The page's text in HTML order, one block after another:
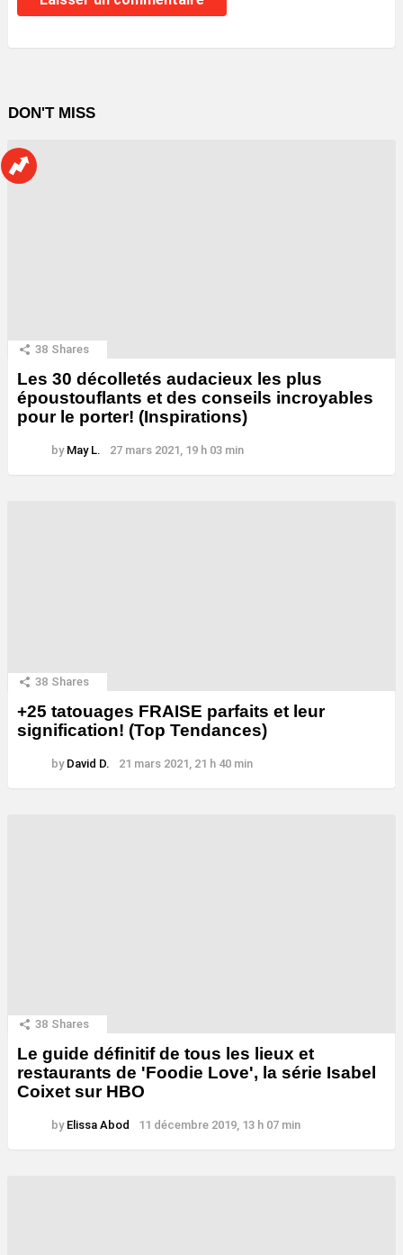
DON'T MISS
38 Shares
Les 30 décolletés audacieux les plus
époustouflants et des conseils incroyables
pour le porter! (Inspirations)
by May L. 27 mars 2021, 19 h 03 min
38 Shares
+25 tatouages ​​FRAISE parfaits et leur
signification! (Top Tendances)
by David D. 21 mars 2021, 21 h 40 min
38 Shares
Le guide définitif de tous les lieux et
restaurants de 'Foodie Love', la série Isabel
Coixet sur HBO
by Elissa Abod 11 décembre 2019, 13 h 07 min